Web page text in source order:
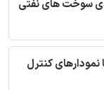
سوخت های نفتی
کنترل